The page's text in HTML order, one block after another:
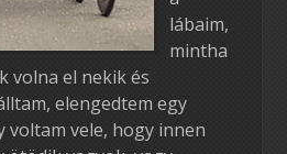
lábaim,
mintha
volna el nekik és
elengedtem egy
voltam vele, hogy innen